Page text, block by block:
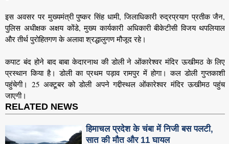
इस अवसर पर मुख्यमंत्री पुष्कर सिंह धामी, जिलाधिकारी रुद्रप्रयाग प्रतीक जैन,
पुलिस अधीक्षक अक्षय कोंडे, मुख्य कार्यकारी अधिकारी बीकेटीसी विजय थपलियाल
और तीर्थ पुरोहितगण के अलावा श्रद्धालुगण मौजूद रहे।
कपाट बंद होने बाद बाबा केदारनाथ की डोली ने ओंकारेश्वर मंदिर ऊखीमठ के लिए
प्रस्थान किया है। डोली का प्रथम पड़ाव रामपुर में होगा। कल डोली गुप्तकाशी
पहुंचेगी। 25 अक्टूबर को डोली अपने गद्दीस्थल ओंकारेश्वर मंदिर ऊखीमठ पहुंच
जाएगी।
RELATED NEWS
हिमाचल प्रदेश के चंबा में निजी बस पलटी,
सात की मौत और 11 घायल